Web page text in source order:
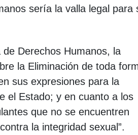
sería la valla legal para
Derechos Humanos, la
la Eliminación de toda
sus expresiones para la
el Estado; y en cuanto a los
que no se encuentren
la integridad sexual”.